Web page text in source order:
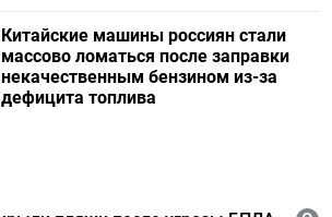
Китайские машины россиян стали
массово ломаться после заправки
некачественным бензином из-за
дефицита топлива